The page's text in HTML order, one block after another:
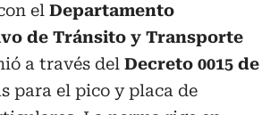
el Departamento
de Tránsito y Transporte
a través del Decreto 0015 de
para el pico y placa de